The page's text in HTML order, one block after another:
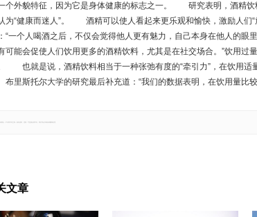
个外貌特征，因为它是身体健康的标志之一。 研究表明，酒精饮
为“健康而迷人”。 酒精可以使人看起来更乐观和愉快，激励人
“一个人喝酒之后，不仅会觉得他人更有魅力，自己本身在他人的
可能会促使人们饮用更多的酒精饮料，尤其是在社交场合。”饮用
也就是说，酒精饮料相当于一种张弛有度的“牵引力”，在饮用适
斯托尔大学的研究最后补充道：“我们的数据表明，在饮用量比较
文章